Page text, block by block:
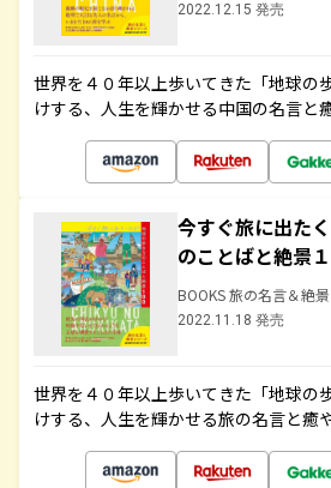
2022.12.15 発売
世界を４０年以上歩いてきた「地球の
けする、人生を輝かせる中国の名言と
今すぐ旅に出た
のことばと絶景
BOOKS 旅の名言＆絶景
2022.11.18 発売
世界を４０年以上歩いてきた「地球の
けする、人生を輝かせる旅の名言と癒